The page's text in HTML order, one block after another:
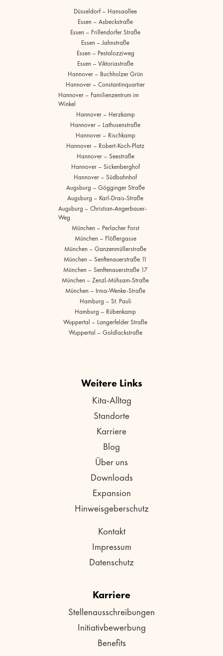
Düsseldorf – Hansaallee
Essen – Asbeckstraße
Essen – Frillendorfer Straße
Essen – Jahnstraße
Essen – Pestalozziweg
Essen – Viktoriastraße
Hannover – Buchholzer Grün
Hannover – Constantinquartier
Hannover – Familienzentrum im
Winkel
Hannover – Herzkamp
Hannover – Lathusenstraße
Hannover – Rischkamp
Hannover – Robert-Koch-Platz
Hannover – Seestraße
Hannover – Sickenberghof
Hannover – Südbahnhof
Augsburg – Gögginger Straße
Augsburg – Karl-Drais-Straße
Augsburg – Christian-Angerbauer-
Weg
München – Perlacher Forst
München – Flößergasse
München – Ganzenmüllerstraße
München – Senftenauerstraße 11
München – Senftenauerstraße 17
München – Zenzl-Mühsam-Straße
München – Irma-Wenke-Straße
Hamburg – St. Pauli
Hamburg – Rübenkamp
Wuppertal – Langerfelder Straße
Wuppertal – Goldlackstraße
Weitere Links
Kita-Alltag
Standorte
Karriere
Blog
Über uns
Downloads
Expansion
Hinweisgeberschutz
Kontakt
Impressum
Datenschutz
Karriere
Stellenausschreibungen
Initiativbewerbung
Benefits